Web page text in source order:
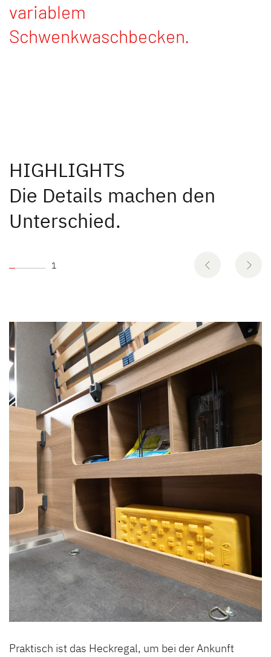
variablem
Schwenkwaschbecken.
HIGHLIGHTS
Die Details machen den
Unterschied.
1
Praktisch ist das Heckregal, um bei der Ankunft